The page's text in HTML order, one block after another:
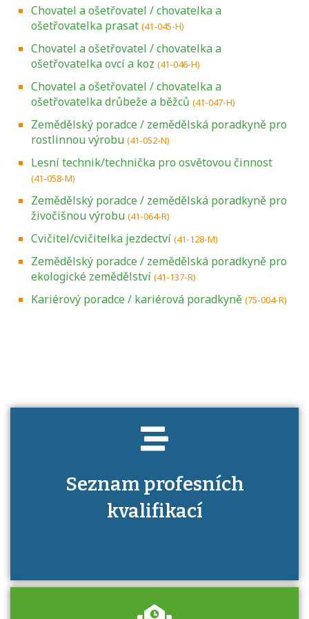
Chovatel a ošetřovatel / chovatelka a
ošetřovatelka prasat (41-045-H)
Chovatel a ošetřovatel / chovatelka a
ošetřovatelka ovcí a koz (41-046-H)
Chovatel a ošetřovatel / chovatelka a
ošetřovatelka drůbeže a běžců (41-047-H)
Zemědělský poradce / zemědělská poradkyně pro
rostlinnou výrobu (41-052-N)
Lesní technik/technička pro osvětovou činnost
(41-058-M)
Zemědělský poradce / zemědělská poradkyně pro
živočišnou výrobu (41-064-R)
Cvičitel/cvičitelka jezdectví (41-128-M)
Zemědělský poradce / zemědělská poradkyně pro
ekologické zemědělství (41-137-R)
Kariérový poradce / kariérová poradkyně (75-004-R)
Seznam profesních
kvalifikací
Projděte si seznam profesních kvalifikací.